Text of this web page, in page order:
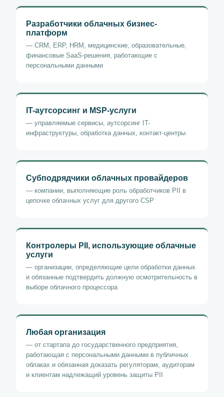
Разработчики облачных бизнес-
платформ
— CRM, ERP, HRM, медицинские, образовательные,
финансовые SaaS-решения, работающие с
персональными данными
IT-аутсорсинг и MSP-услуги
— управляемые сервисы, аутсорсинг IT-
инфраструктуры, обработка данных, контакт-центры
Субподрядчики облачных провайдеров
— компании, выполняющие роль обработчиков PII в
цепочке облачных услуг для другого CSP
Контролеры PII, использующие облачные
услуги
— организации, определяющие цели обработки данных
и обязанные подтвердить должную осмотрительность в
выборе облачного процессора
Любая организация
— от стартапа до государственного предприятия,
работающая с персональными данными в публичных
облаках и обязанная доказать регуляторам, аудиторам
и клиентам надлежащий уровень защиты PII